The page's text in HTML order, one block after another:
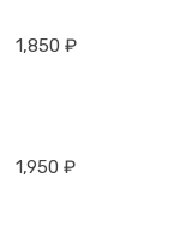
1,850 ₽
1,950 ₽